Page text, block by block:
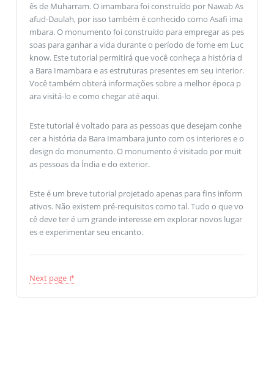
ês de Muharram. O imambara foi construído por Nawab As
afud-Daulah, por isso também é conhecido como Asafi ima
mbara. O monumento foi construído para empregar as pes
soas para ganhar a vida durante o período de fome em Luc
know. Este tutorial permitirá que você conheça a história d
a Bara Imambara e as estruturas presentes em seu interior.
Você também obterá informações sobre a melhor época p
ara visitá-lo e como chegar até aqui.
Este tutorial é voltado para as pessoas que desejam conhe
cer a história da Bara Imambara junto com os interiores e o
design do monumento. O monumento é visitado por muit
as pessoas da Índia e do exterior.
Este é um breve tutorial projetado apenas para fins inform
ativos. Não existem pré-requisitos como tal. Tudo o que vo
cê deve ter é um grande interesse em explorar novos lugar
es e experimentar seu encanto.
Next page ↱